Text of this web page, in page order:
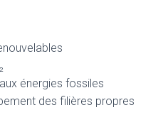
énergies fossiles
des filières propres